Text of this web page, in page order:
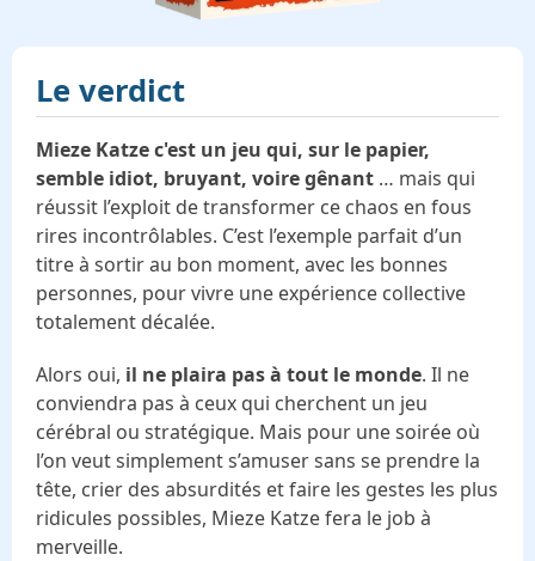
Le verdict
Mieze Katze c'est un jeu qui, sur le papier,
semble idiot, bruyant, voire gênant … mais qui
réussit l’exploit de transformer ce chaos en fous
rires incontrôlables. C’est l’exemple parfait d’un
titre à sortir au bon moment, avec les bonnes
personnes, pour vivre une expérience collective
totalement décalée.
Alors oui, il ne plaira pas à tout le monde. Il ne
conviendra pas à ceux qui cherchent un jeu
cérébral ou stratégique. Mais pour une soirée où
l’on veut simplement s’amuser sans se prendre la
tête, crier des absurdités et faire les gestes les plus
ridicules possibles, Mieze Katze fera le job à
merveille.